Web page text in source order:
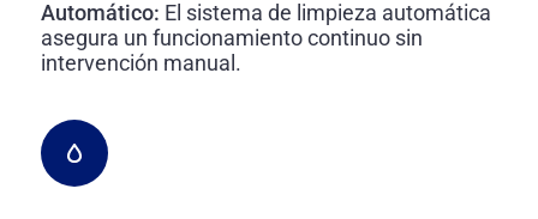
Automático: El sistema de limpieza automática
asegura un funcionamiento continuo sin
intervención manual.